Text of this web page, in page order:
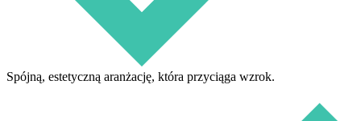
Spójną, estetyczną aranżację, która przyciąga wzrok.